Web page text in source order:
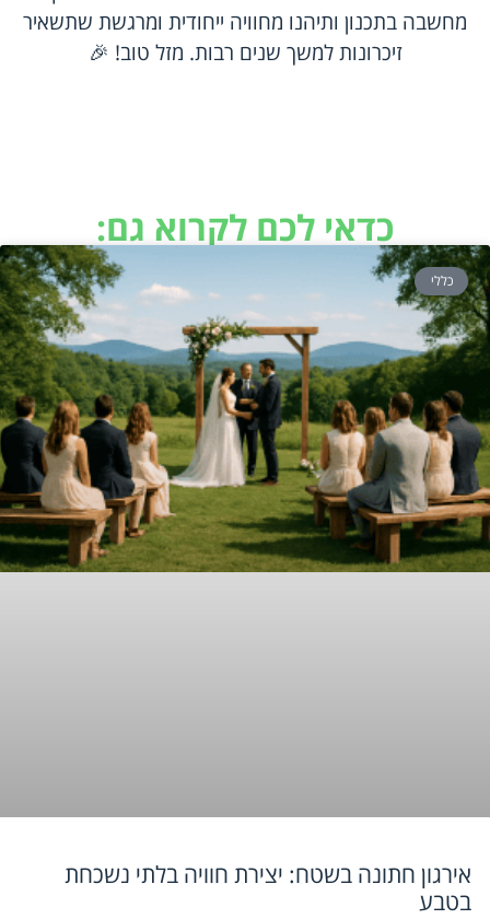
מחשבה בתכנון ותיהנו מחוויה ייחודית ומרגשת שתשאיר
זיכרונות למשך שנים רבות. מזל טוב! 🎉
כדאי לכם לקרוא גם:
כללי
אירגון חתונה בשטח: יצירת חוויה בלתי נשכחת
בטבע